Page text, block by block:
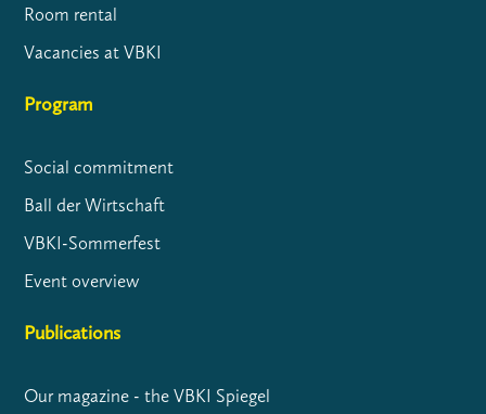
Room rental
Vacancies at VBKI
Program
Social commitment
Ball der Wirtschaft
VBKI-Sommerfest
Event overview
Publications
Our magazine - the VBKI Spiegel